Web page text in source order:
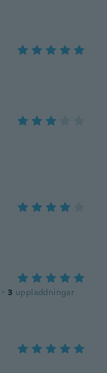
· 3 uppladdningar